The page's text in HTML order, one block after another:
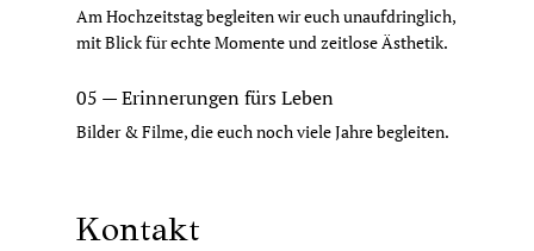
Am Hochzeitstag begleiten wir euch unaufdringlich,
mit Blick für echte Momente und zeitlose Ästhetik.
05 — Erinnerungen fürs Leben
Bilder & Filme, die euch noch viele Jahre begleiten.
Kontakt